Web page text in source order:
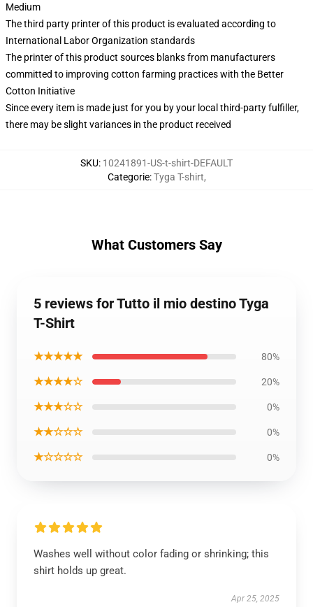
Medium
The third party printer of this product is evaluated according to
International Labor Organization standards
The printer of this product sources blanks from manufacturers
committed to improving cotton farming practices with the Better
Cotton Initiative
Since every item is made just for you by your local third-party fulfiller,
there may be slight variances in the product received
SKU: 10241891-US-t-shirt-DEFAULT
Categorie:Tyga T-shirt,
What Customers Say
5 reviews for Tutto il mio destino Tyga
T-Shirt
★★★★★ 80%
★★★★☆ 20%
★★★☆☆ 0%
★★☆☆☆ 0%
★☆☆☆☆ 0%
Washes well without color fading or shrinking; this
shirt holds up great.
Apr 25, 2025